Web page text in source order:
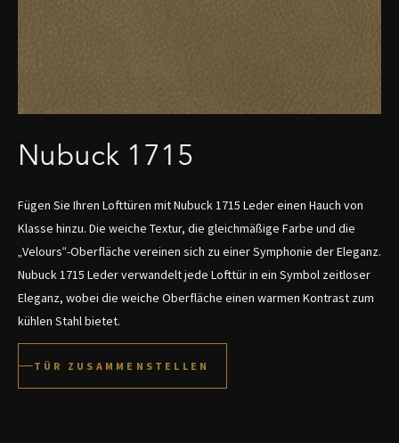
Nubuck 1715
Fügen Sie Ihren Lofttüren mit Nubuck 1715 Leder einen Hauch von
Klasse hinzu. Die weiche Textur, die gleichmäßige Farbe und die
„Velours“-Oberfläche vereinen sich zu einer Symphonie der Eleganz.
Nubuck 1715 Leder verwandelt jede Lofttür in ein Symbol zeitloser
Eleganz, wobei die weiche Oberfläche einen warmen Kontrast zum
kühlen Stahl bietet.
TÜR ZUSAMMENSTELLEN